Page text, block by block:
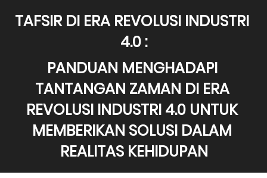
TAFSIR DI ERA REVOLUSI INDUSTRI
4.0 :
PANDUAN MENGHADAPI
TANTANGAN ZAMAN DI ERA
REVOLUSI INDUSTRI 4.0 UNTUK
MEMBERIKAN SOLUSI DALAM
REALITAS KEHIDUPAN